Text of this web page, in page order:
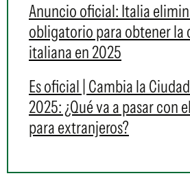
Anuncio oficial: Italia
obligatorio para obtener la
italiana en 2025
Es oficial | Cambia la
2025: ¿Qué va a pasar con
para extranjeros?